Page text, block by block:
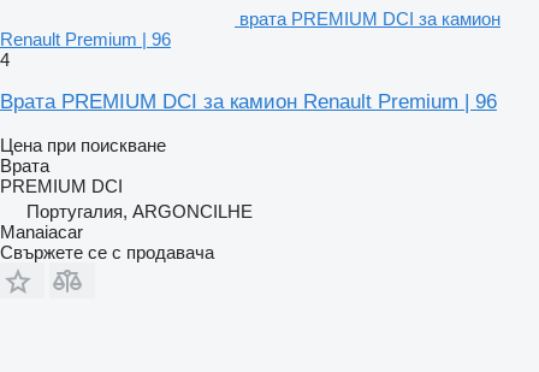
врата PREMIUM DCI за камион
Renault Premium | 96
4
Врата PREMIUM DCI за камион Renault Premium | 96
Цена при поискване
Врата
PREMIUM DCI
Португалия, ARGONCILHE
Manaiacar
Свържете се с продавача